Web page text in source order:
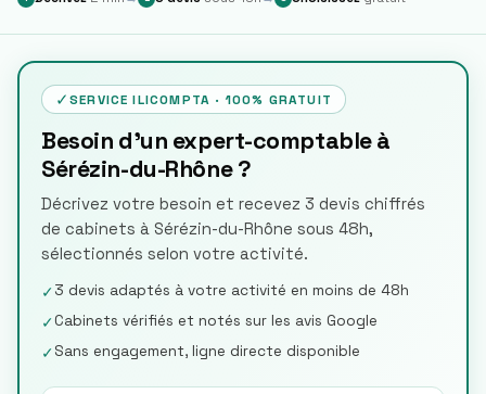
✓ SERVICE ILICOMPTA · 100% GRATUIT
Besoin d'un expert-comptable à
Sérézin-du-Rhône ?
Décrivez votre besoin et recevez 3 devis chiffrés
de cabinets à Sérézin-du-Rhône sous 48h,
sélectionnés selon votre activité.
✓3 devis adaptés à votre activité en moins de 48h
✓Cabinets vérifiés et notés sur les avis Google
✓Sans engagement, ligne directe disponible